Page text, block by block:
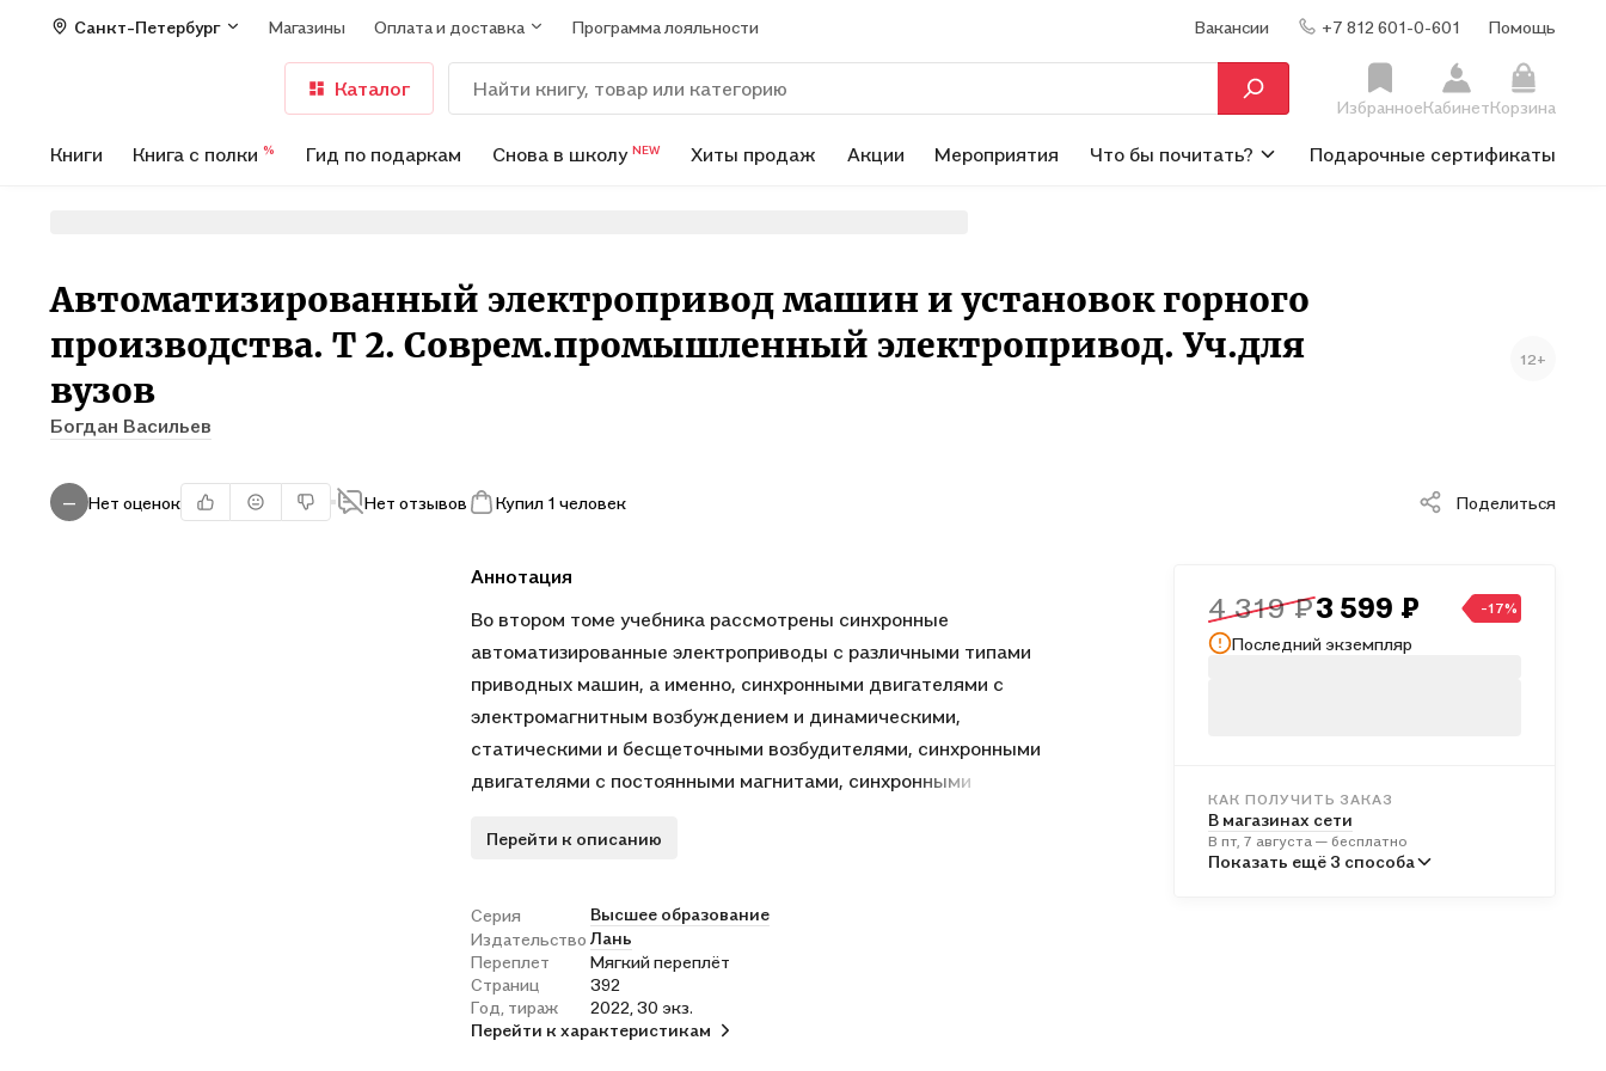
Санкт-Петербург Магазины Оплата и доставка Программа лояльности Вакансии +7 812 601-0-601 Помощь
Каталог
ИзбранноеКабинетКорзина
Книги Книга с полки % Гид по подаркам Снова в школу NEW Хиты продаж Акции Мероприятия Что бы почитать? Подарочные сертификаты
Автоматизированный электропривод машин и установок горного
производства. Т 2. Соврем.промышленный электропривод. Уч.для
вузов
Богдан Васильев
12+
— Нет оценок Нет отзывов Купил 1 человек Поделиться
Аннотация
Во втором томе учебника рассмотрены синхронные
автоматизированные электроприводы с различными типами
приводных машин, а именно, синхронными двигателями с
электромагнитным возбуждением и динамическими,
статическими и бесщеточными возбудителями, синхронными
двигателями с постоянными магнитами, синхронными
описание, конструкции, особенности работы, системы
горной промышленности. Рассмотрены многодвигательные
электроприводы, их преобразователи частоты и системы
управления. Особое внимание уделяется рассмотрению
активным преобразователям электроприводов, включая
активные выпрямители, активные фильтры и активные
Перейти к описанию
Серия
Высшее образование
Издательство Лань
Переплет
Мягкий переплёт
Страниц
392
Год, тираж
2022, 30 экз.
Перейти к характеристикам
4 319 ₽3 599 ₽ -17%
Последний экземпляр
КАК ПОЛУЧИТЬ ЗАКАЗ
В магазинах сети
В пт, 7 августа — бесплатно
В пунктах выдачи
Показать ещё 3 способа